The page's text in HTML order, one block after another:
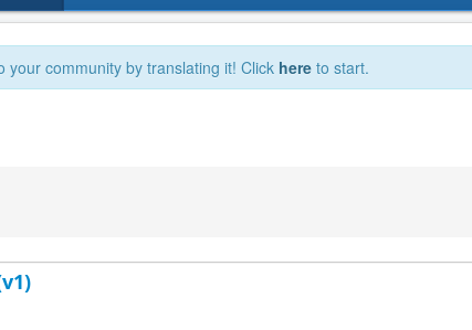
community by translating it! Click here to start.